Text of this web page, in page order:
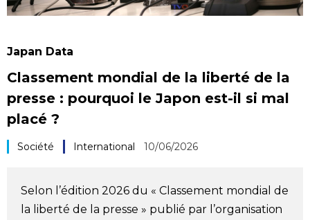
Société
Culture
Japan Data
Classement mondial de la liberté de la
presse : pourquoi le Japon est-il si mal
placé ?
Société International 10/06/2026
Selon l’édition 2026 du « Classement mondial de
la liberté de la presse » publié par l’organisation